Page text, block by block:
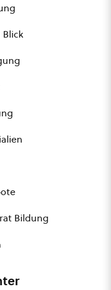
Bildung